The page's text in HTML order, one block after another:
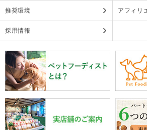
推奨環境 アフィリ
採用情報